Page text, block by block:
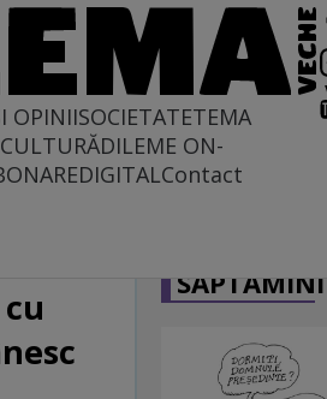
OPINIISOCIETATETEMA
DILEME ON-
DIGITALContact